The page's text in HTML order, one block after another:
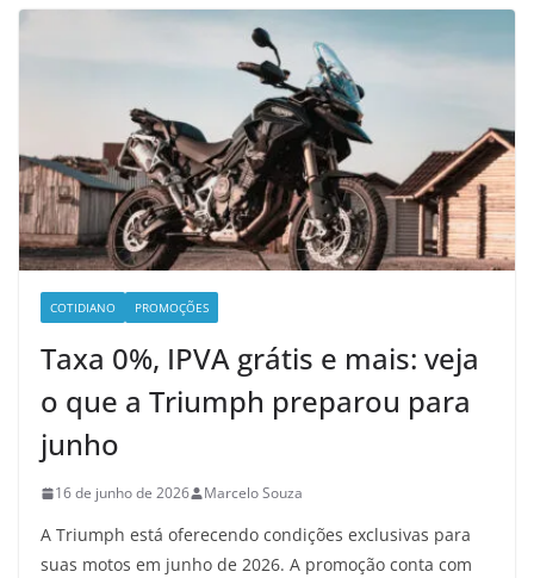
COTIDIANO PROMOÇÕES
Taxa 0%, IPVA grátis e mais: veja
o que a Triumph preparou para
junho
16 de junho de 2026 Marcelo Souza
A Triumph está oferecendo condições exclusivas para
suas motos em junho de 2026. A promoção conta com